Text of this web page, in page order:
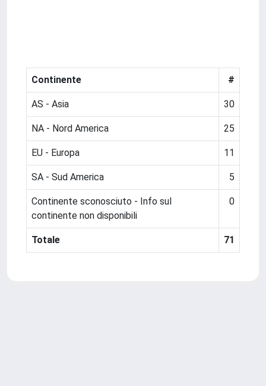
Continente #
AS - Asia 30
NA - Nord America 25
EU - Europa 11
SA - Sud America 5
Continente sconosciuto - Info sul
continente non disponibili
0
Totale 71